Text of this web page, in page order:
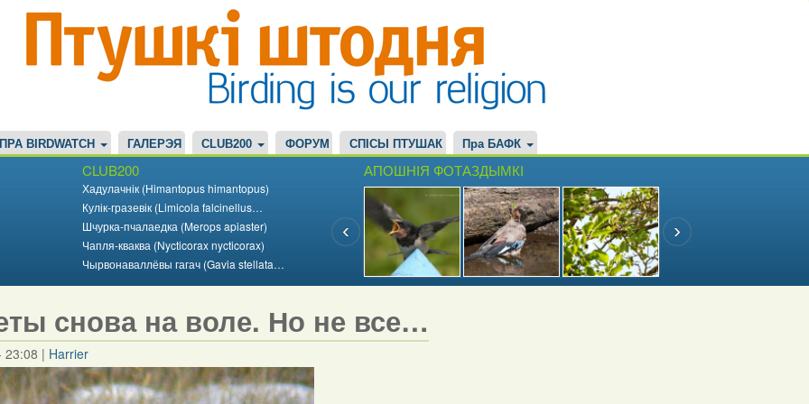
ПРА BIRDWATCH ГАЛЕРЭЯ CLUB200 ФОРУМ СПІСЫ ПТУШАК Пра БАФК
CLUB200
Хадулачнік (Himantopus himantopus)
Кулік-гразевік (Limicola falcinellus…
Шчурка-пчалаедка (Merops apiaster)
Чапля-кваква (Nycticorax nycticorax)
Чырвонаваллёвы гагач (Gavia stellata…
АПОШНІЯ ФОТАЗДЫМКІ
снова на воле. Но не все…
23:08 | Harrier